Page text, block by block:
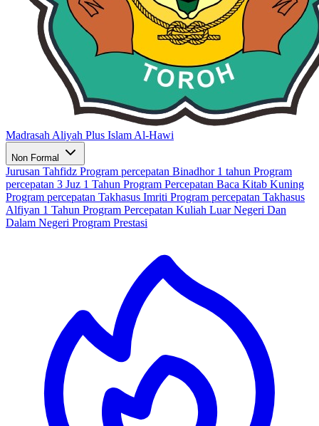
Madrasah Aliyah Plus Islam Al-Hawi
Non Formal
Jurusan Tahfidz Program percepatan Binadhor 1 tahun Program
percepatan 3 Juz 1 Tahun Program Percepatan Baca Kitab Kuning
Program percepatan Takhasus Imriti Program percepatan Takhasus
Alfiyan 1 Tahun Program Percepatan Kuliah Luar Negeri Dan
Dalam Negeri Program Prestasi